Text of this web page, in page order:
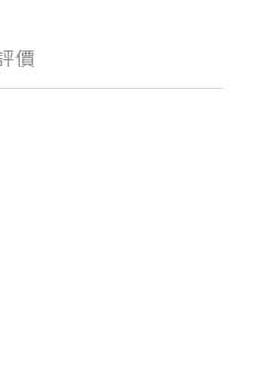
價